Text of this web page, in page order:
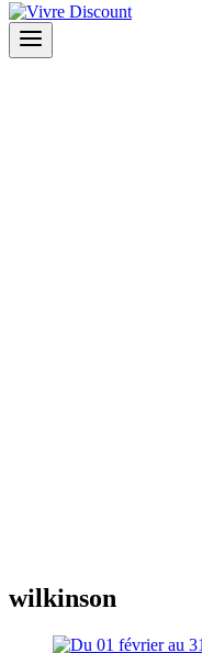
wilkinson